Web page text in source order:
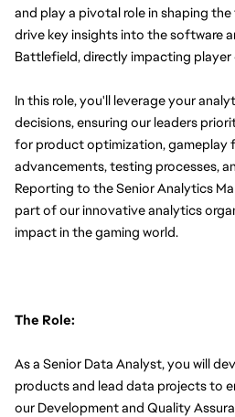
and play a pivotal role in shaping
drive key insights into the software
Battlefield, directly impacting player
In this role, you'll leverage your
decisions, ensuring our leaders
for product optimization, gameplay
advancements, testing processes,
Reporting to the Senior Analytics
part of our innovative analytics
impact in the gaming world.
The Role:
As a Senior Data Analyst, you will
products and lead data projects to
our Development and Quality